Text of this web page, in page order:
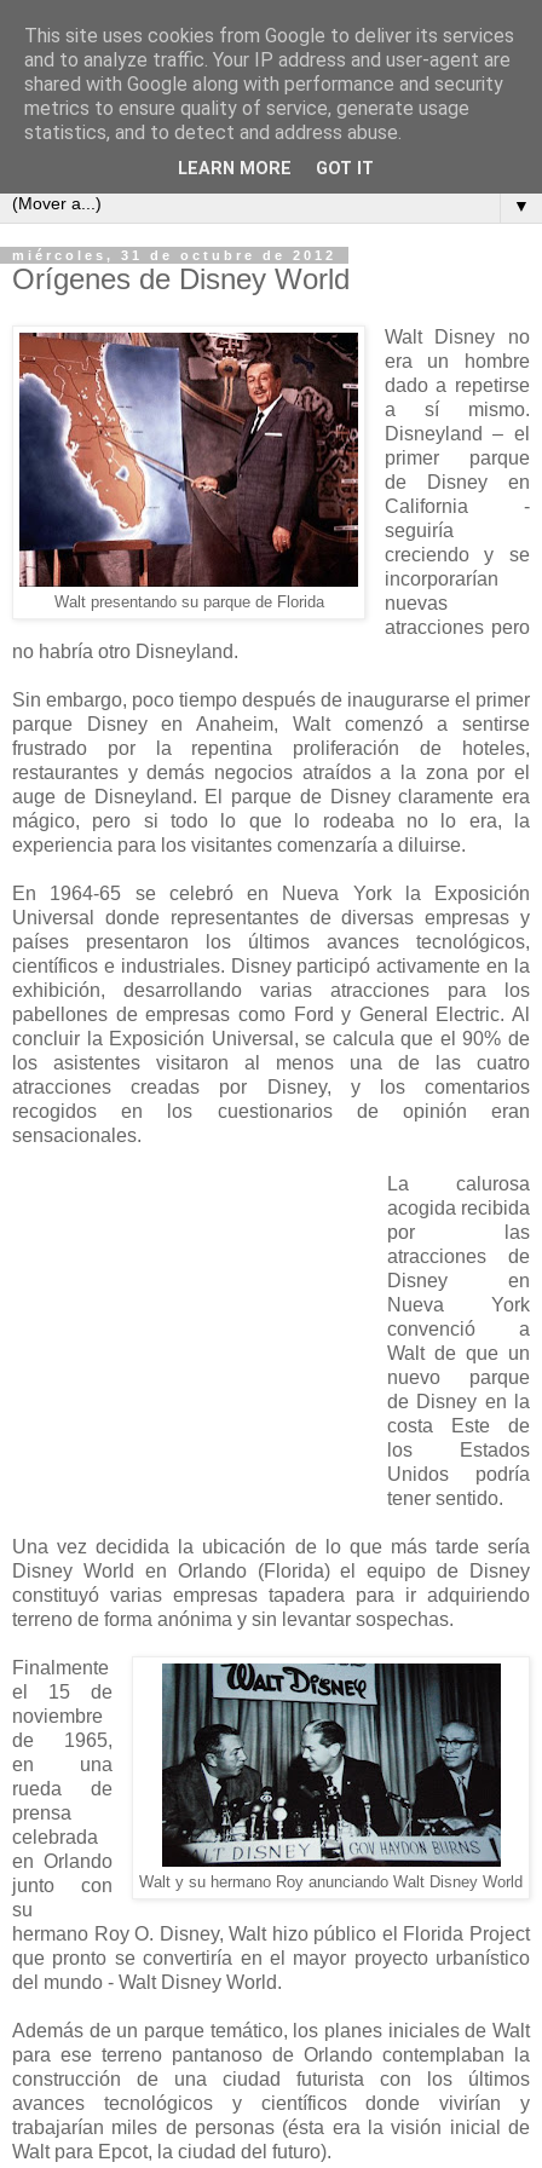
Parques Disney
Información esencial de Disney World. Planifica tu viaje a
los parques temáticos de Disney en Orlando.
▼
miércoles, 31 de octubre de 2012
Orígenes de Disney World
Walt presentando su parque de Florida
Walt Disney no
era un hombre
dado a repetirse
a sí mismo.
Disneyland – el
primer parque
de Disney en
California -
seguiría
creciendo y se
incorporarían
nuevas
atracciones pero
no habría otro Disneyland.
Sin embargo, poco tiempo después de inaugurarse el primer
parque Disney en Anaheim, Walt comenzó a sentirse
frustrado por la repentina proliferación de hoteles,
restaurantes y demás negocios atraídos a la zona por el
auge de Disneyland. El parque de Disney claramente era
mágico, pero si todo lo que lo rodeaba no lo era, la
experiencia para los visitantes comenzaría a diluirse.
En 1964-65 se celebró en Nueva York la Exposición
Universal donde representantes de diversas empresas y
países presentaron los últimos avances tecnológicos,
científicos e industriales. Disney participó activamente en la
exhibición, desarrollando varias atracciones para los
pabellones de empresas como Ford y General Electric. Al
concluir la Exposición Universal, se calcula que el 90% de
los asistentes visitaron al menos una de las cuatro
atracciones creadas por Disney, y los comentarios
recogidos en los cuestionarios de opinión eran
sensacionales.
La calurosa
acogida recibida
por las
atracciones de
Disney en
Nueva York
convenció a
Walt de que un
nuevo parque
de Disney en la
costa Este de
los Estados
Unidos podría
tener sentido.
Una vez decidida la ubicación de lo que más tarde sería
Disney World en Orlando (Florida) el equipo de Disney
constituyó varias empresas tapadera para ir adquiriendo
terreno de forma anónima y sin levantar sospechas.
Walt y su hermano Roy anunciando Walt Disney World
Finalmente
el 15 de
noviembre
de 1965,
en una
rueda de
prensa
celebrada
en Orlando
junto con
su
hermano Roy O. Disney, Walt hizo público el Florida Project
que pronto se convertiría en el mayor proyecto urbanístico
del mundo - Walt Disney World.
Además de un parque temático, los planes iniciales de Walt
para ese terreno pantanoso de Orlando contemplaban la
construcción de una ciudad futurista con los últimos
avances tecnológicos y científicos donde vivirían y
trabajarían miles de personas (ésta era la visión inicial de
Walt para Epcot, la ciudad del futuro).
This site uses cookies from Google to deliver its services
and to analyze traffic. Your IP address and user-agent are
shared with Google along with performance and security
metrics to ensure quality of service, generate usage
statistics, and to detect and address abuse.
LEARN MORE GOT IT